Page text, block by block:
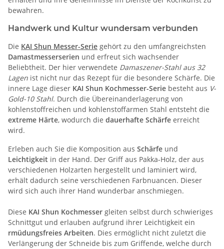
bewahren.
Handwerk und Kultur wundersam verbunden
Die KAI Shun Messer-Serie gehört zu den umfangreichsten
Damastmesserserien und erfreut sich wachsender
Beliebtheit. Der hier verwendete Damaszener-Stahl aus 32
Lagen ist nicht nur das Rezept für die besondere Schärfe. Die
innere Lage dieser KAI Shun Kochmesser-Serie besteht aus V-
Gold-10 Stahl. Durch die Übereinanderlagerung von
kohlenstoffreichen und kohlenstoffarmen Stahl entsteht die
extreme Härte, wodurch die dauerhafte Schärfe erreicht
wird.
Erleben auch Sie die Komposition aus Schärfe und
Leichtigkeit in der Hand. Der Griff aus Pakka-Holz, der aus
verschiedenen Holzarten hergestellt und laminiert wird,
erhält dadurch seine verschiedenen Farbnuancen. Dieser
wird sich auch ihrer Hand wunderbar anschmiegen.
Diese KAI Shun Kochmesser gleiten selbst durch schwieriges
Schnittgut und erlauben aufgrund ihrer Leichtigkeit ein
rmüdungsfreies Arbeiten. Dies ermöglicht nicht zuletzt die
Verlängerung der Schneide bis zum Griffende, welche durch